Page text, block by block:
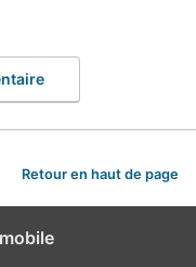
Retour en haut de page